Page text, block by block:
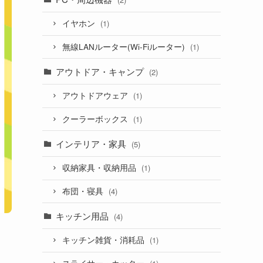
イヤホン (1)
無線LANルーター(Wi-Fiルーター) (1)
アウトドア・キャンプ (2)
アウトドアウェア (1)
クーラーボックス (1)
インテリア・家具 (5)
収納家具・収納用品 (1)
布団・寝具 (4)
キッチン用品 (4)
キッチン雑貨・消耗品 (1)